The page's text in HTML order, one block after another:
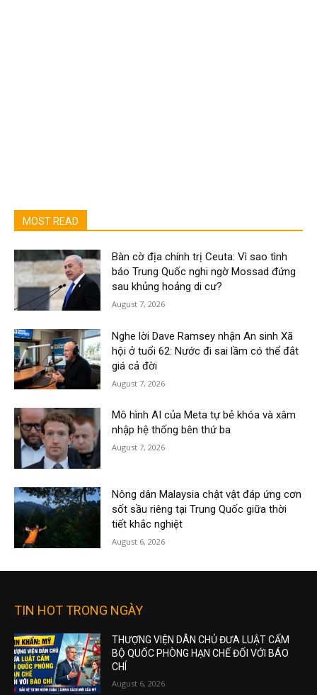
MOST READ
Bàn cờ địa chính trị Ceuta: Vì sao tình
báo Trung Quốc nghi ngờ Mossad đứng
sau khủng hoảng di cư?
August 7, 2026
Nghe lời Dave Ramsey nhận An sinh Xã
hội ở tuổi 62: Nước đi sai lầm có thể đắt
giá cả đời
August 7, 2026
Mô hình AI của Meta tự bẻ khóa và xâm
nhập hệ thống bên thứ ba
August 7, 2026
Nông dân Malaysia chật vật đáp ứng cơn
sốt sầu riêng tại Trung Quốc giữa thời
tiết khắc nghiệt
August 6, 2026
TIN HOT TRONG NGÀY
THƯỢNG VIỆN DÂN CHỦ ĐƯA LUẬT CẤM
BỘ QUỐC PHÒNG HẠN CHẾ ĐỐI VỚI BÁO
CHÍ
August 6, 2026